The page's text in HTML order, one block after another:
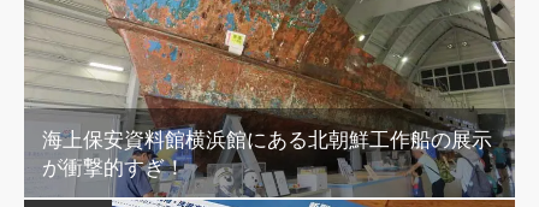
海上保安資料館横浜館にある北朝鮮工作船の展示
が衝撃的すぎ！